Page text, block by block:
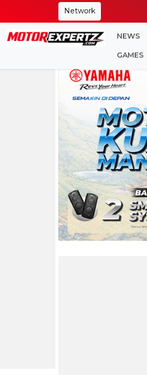
Network
NEWS
GAMES